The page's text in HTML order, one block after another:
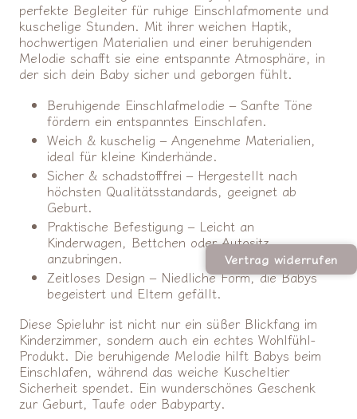
perfekte Begleiter für ruhige Einschlafmomente und
kuschelige Stunden. Mit ihrer weichen Haptik,
hochwertigen Materialien und einer beruhigenden
Melodie schafft sie eine entspannte Atmosphäre, in
der sich dein Baby sicher und geborgen fühlt.
Beruhigende Einschlafmelodie – Sanfte Töne
fördern ein entspanntes Einschlafen.
Weich & kuschelig – Angenehme Materialien,
ideal für kleine Kinderhände.
Sicher & schadstofffrei – Hergestellt nach
höchsten Qualitätsstandards, geeignet ab
Geburt.
Praktische Befestigung – Leicht an
Kinderwagen, Bettchen oder Autositz
anzubringen.
Zeitloses Design – Niedliche Form, die Babys
begeistert und Eltern gefällt.
Diese Spieluhr ist nicht nur ein süßer Blickfang im
Kinderzimmer, sondern auch ein echtes Wohlfühl-
Produkt. Die beruhigende Melodie hilft Babys beim
Einschlafen, während das weiche Kuscheltier
Sicherheit spendet. Ein wunderschönes Geschenk
zur Geburt, Taufe oder Babyparty.
Vertrag widerrufen